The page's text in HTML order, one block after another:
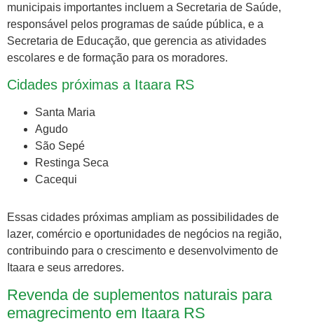
municipais importantes incluem a Secretaria de Saúde,
responsável pelos programas de saúde pública, e a
Secretaria de Educação, que gerencia as atividades
escolares e de formação para os moradores.
Cidades próximas a Itaara RS
Santa Maria
Agudo
São Sepé
Restinga Seca
Cacequi
Essas cidades próximas ampliam as possibilidades de
lazer, comércio e oportunidades de negócios na região,
contribuindo para o crescimento e desenvolvimento de
Itaara e seus arredores.
Revenda de suplementos naturais para
emagrecimento em Itaara RS